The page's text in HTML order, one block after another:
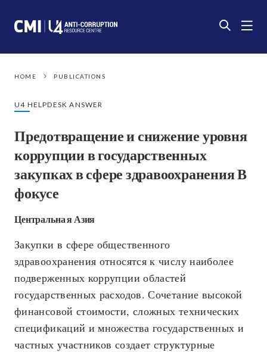
HOME PUBLICATIONS
U4 HELPDESK ANSWER
Предотвращение и снижение уровня
коррупции в государственных
закупках в сфере здравоохранения В
фокусе
Центральна я Азия
Закупки в сфере общественного
здравоохранения относятся к числу наиболее
подверженных коррупции областей
государственных расходов. Сочетание высокой
финансовой стоимости, сложных технических
спецификаций и множества государственных и
частных участников создает структурные